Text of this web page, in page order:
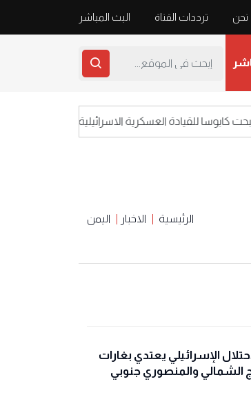
ترددات القناة البث المباشر
للقيادة العسكرية الاسرائيلية
الرئيسية الاخبار اليمن
الإسرائيلي يعتدي بغارات
الشمالي والمنصوري جنوبي